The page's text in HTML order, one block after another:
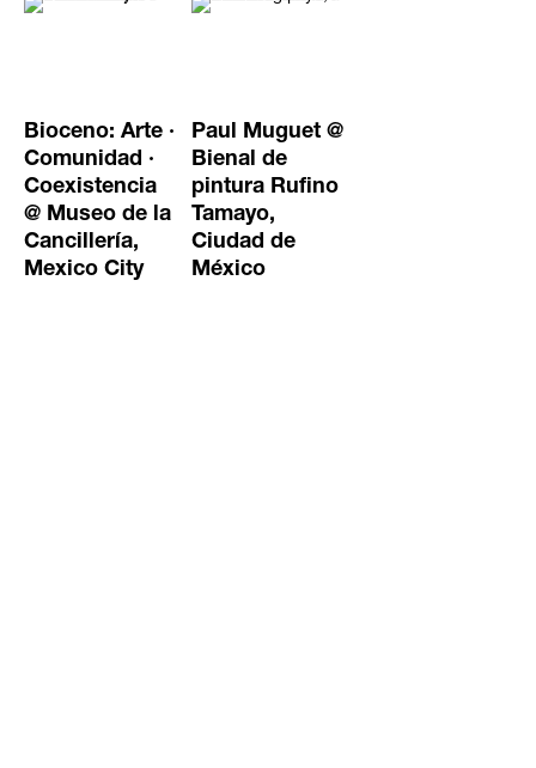
Bioceno: Arte ·
Comunidad ·
Coexistencia
@ Museo de la
Cancillería,
Mexico City
Paul Muguet @
Bienal de
pintura Rufino
Tamayo,
Ciudad de
México